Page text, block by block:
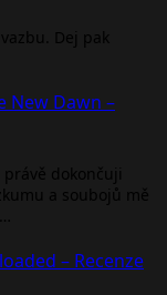
Dej pak
New Dawn –
dokončuji
a soubojů mě
– Recenze